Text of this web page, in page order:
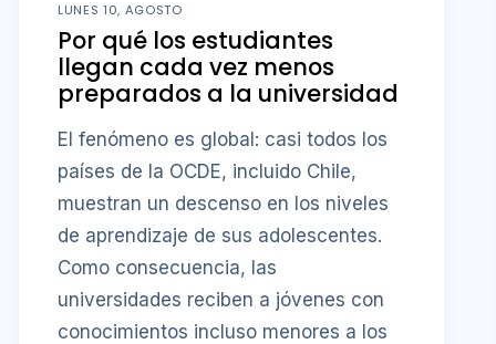
LUNES 10, AGOSTO
Por qué los estudiantes
llegan cada vez menos
preparados a la universidad
El fenómeno es global: casi todos los
países de la OCDE, incluido Chile,
muestran un descenso en los niveles
de aprendizaje de sus adolescentes.
Como consecuencia, las
universidades reciben a jóvenes con
conocimientos incluso menores a los